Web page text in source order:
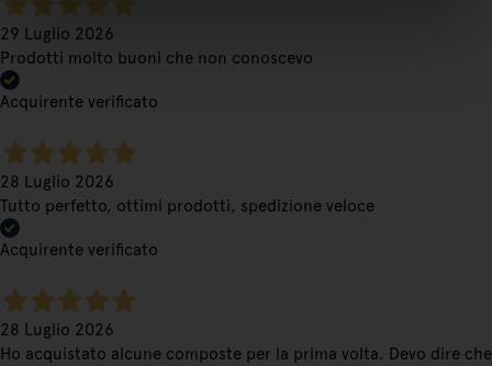
29 Luglio 2026
Prodotti molto buoni che non conoscevo
Acquirente verificato
28 Luglio 2026
Tutto perfetto, ottimi prodotti, spedizione veloce
Acquirente verificato
28 Luglio 2026
Ho acquistato alcune composte per la prima volta. Devo dire che